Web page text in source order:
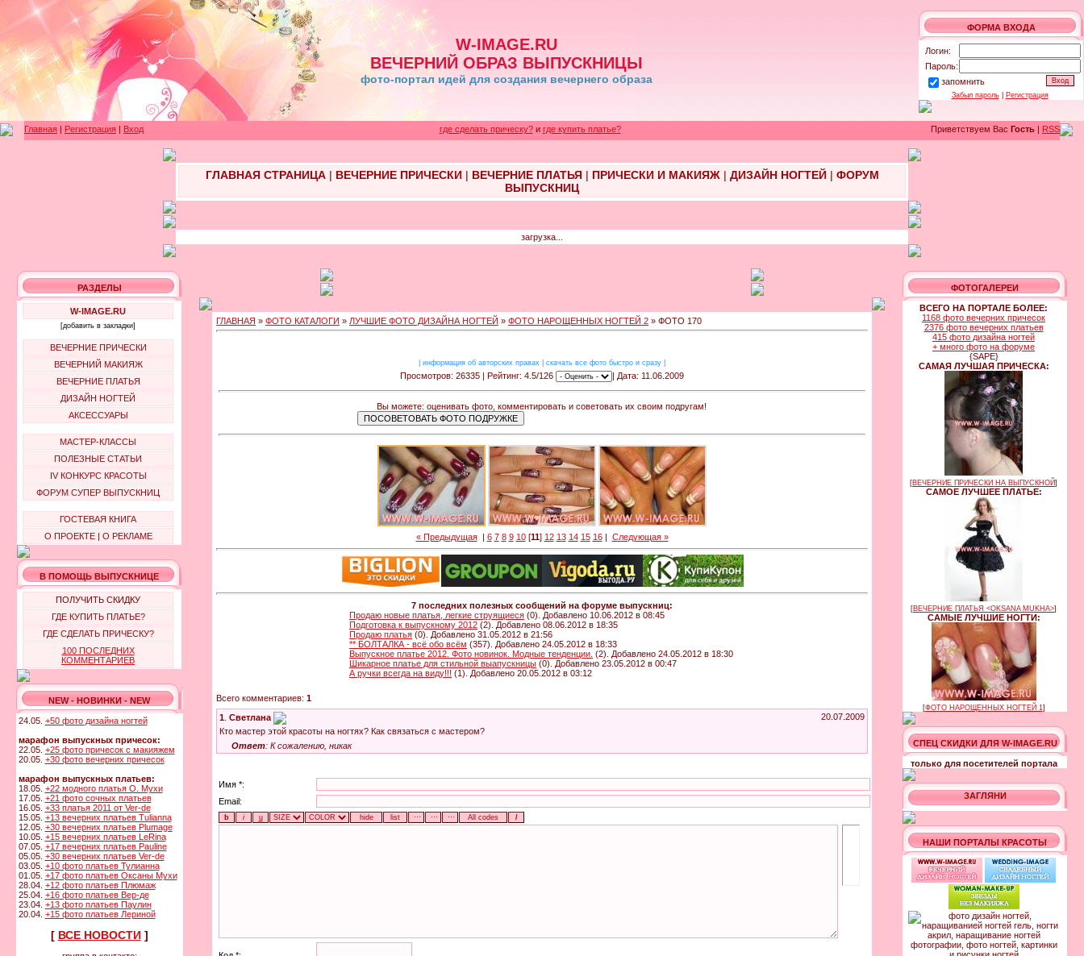
W-IMAGE.RU
ВЕЧЕРНИЙ ОБРАЗ ВЫПУСКНИЦЫ
фото-портал идей для создания вечернего образа
ФОРМА ВХОДА
Логин:
Пароль:
запомнить
Забыл пароль| Регистрация
Главная | Регистрация | Вход где сделать прическу?и где купить платье? Приветствуем Вас Гость | RSS
ГЛАВНАЯ СТРАНИЦА| ВЕЧЕРНИЕ ПРИЧЕСКИ| ВЕЧЕРНИЕ ПЛАТЬЯ| ПРИЧЕСКИ И МАКИЯЖ| ДИЗАЙН НОГТЕЙ| ФОРУМ
ВЫПУСКНИЦ
загрузка...
РАЗДЕЛЫ
W-IMAGE.RU
[добавить в закладки]
ВЕЧЕРНИЕ ПРИЧЕСКИ
ВЕЧЕРНИЙ МАКИЯЖ
ВЕЧЕРНИЕ ПЛАТЬЯ
ДИЗАЙН НОГТЕЙ
АКСЕССУАРЫ
МАСТЕР-КЛАССЫ
ПОЛЕЗНЫЕ СТАТЬИ
IV КОНКУРС КРАСОТЫ
ФОРУМ СУПЕР ВЫПУСКНИЦ
ГОСТЕВАЯ КНИГА
О ПРОЕКТЕ| О РЕКЛАМЕ
В ПОМОЩЬ ВЫПУСКНИЦЕ
ПОЛУЧИТЬ СКИДКУ
ГДЕ КУПИТЬ ПЛАТЬЕ?
ГДЕ СДЕЛАТЬ ПРИЧЕСКУ?
100 ПОСЛЕДНИХ
КОММЕНТАРИЕВ
NEW - НОВИНКИ - NEW
24.05. +50 фото дизайна ногтей
марафон выпускных причесок:
22.05. +25 фото причесок с макияжем
20.05. +30 фото вечерних причесок
марафон выпускных платьев:
18.05. +22 модного платья О. Мухи
17.05. +21 фото сочных платьев
16.05. +33 платья 2011 от Ver-de
15.05. +13 вечерних платьев Tulianna
12.05. +30 вечерних платьев Plumage
10.05. +15 вечерних платьев LeRina
07.05. +17 вечерних платьев Pauline
05.05. +30 вечерних платьев Ver-de
03.05. +10 фото платьев Тулианна
01.05. +17 фото платьев Оксаны Мухи
28.04. +12 фото платьев Плюмаж
25.04. +16 фото платьев Вер-де
23.04. +13 фото платьев Паулин
20.04. +15 фото платьев Лериной
[ ВСЕ НОВОСТИ]
ГЛАВНАЯ » ФОТО КАТАЛОГИ » ЛУЧШИЕ ФОТО ДИЗАЙНА НОГТЕЙ » ФОТО НАРОЩЕННЫХ НОГТЕЙ 2 » ФОТО 170
информация об авторских правах скачать все фото быстро и сразу
Просмотров: 26335 | Рейтинг: 4.5/126 | Дата: 11.06.2009
Вы можете: оценивать фото, комментировать и советовать их своим подругам!
« Предыдущая| 6 7 8 9 10[11] 12 13 14 15 16| Следующая »
7 последних полезных сообщений на форуме выпускниц:
Продаю новые платья, легкие струящиеся (0). Добавлено 10.06.2012 в 08:45
Подготовка к выпускному 2012 (2). Добавлено 08.06.2012 в 18:35
Продаю платья (0). Добавлено 31.05.2012 в 21:56
** БОЛТАЛКА - всё обо всём (357). Добавлено 24.05.2012 в 18:33
Выпускное платье 2012. Фото новинок. Модные тенденции. (2). Добавлено 24.05.2012 в 18:30
Шикарное платье для стильной выапускницы (0). Добавлено 23.05.2012 в 00:47
А ручки всегда на виду!!! (1). Добавлено 20.05.2012 в 03:12
Всего комментариев: 1
20.07.2009
1 Светлана
Кто мастер этой красоты на ногтях? Как связаться с мастером?
Ответ: К сожалению, никак
Имя *:
Email:
ФОТОГАЛЕРЕИ
ВСЕГО НА ПОРТАЛЕ БОЛЕЕ:
1168 фото вечерних причесок
2376 фото вечерних платьев
415 фото дизайна ногтей
+ много фото на форуме
{SAPE}
САМАЯ ЛУЧШАЯ ПРИЧЕСКА:
[ВЕЧЕРНИЕ ПРИЧЕСКИ НА ВЫПУСКНОЙ]
САМОЕ ЛУЧШЕЕ ПЛАТЬЕ:
[ВЕЧЕРНИЕ ПЛАТЬЯ <OKSANA MUKHA>]
САМЫЕ ЛУЧШИЕ НОГТИ:
[ФОТО НАРОЩЕННЫХ НОГТЕЙ 1]
СПЕЦ СКИДКИ ДЛЯ W-IMAGE.RU
только для посетителей портала
ЗАГЛЯНИ
НАШИ ПОРТАЛЫ КРАСОТЫ